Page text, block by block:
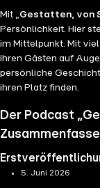
Mit „Gestatten, von
Persönlichkeit. Hier
im Mittelpunkt. Mit
ihren Gästen auf
persönliche
ihren Platz finden.
Der Podcast
5. Juni 2026